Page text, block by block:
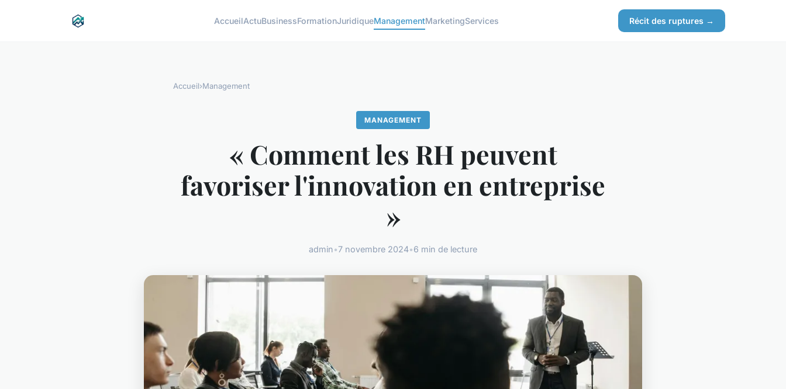
AccueilActuBusinessFormationJuridiqueManagementMarketingServices Récit des ruptures →
Accueil›Management
MANAGEMENT
« Comment les RH peuvent
favoriser l'innovation en entreprise
»
admin•7 novembre 2024•6 min de lecture